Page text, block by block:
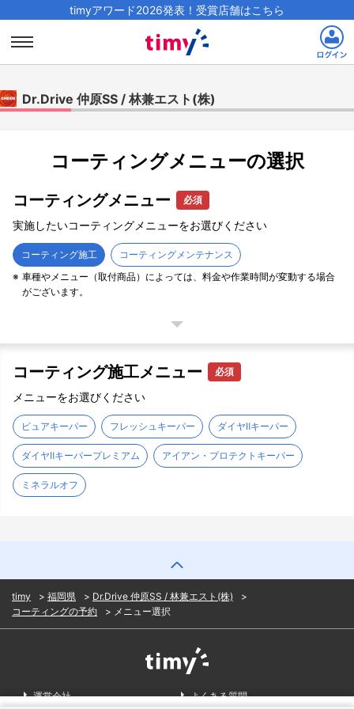
timyアワード2026発表！受賞店舗はこちら
Dr.Drive 仲原SS / 林兼エスト(株)
コーティングメニューの選択
コーティングメニュー 必須
実施したいコーティングメニューをお選びください
コーティング施工
コーティングメンテナンス
車種やメニュー（取付商品）によっては、料金や作業時間が変動する場合
がございます。
コーティング施工メニュー 必須
メニューをお選びください
ピュアキーパー フレッシュキーパー ダイヤⅡキーパー
ダイヤⅡキーパープレミアム アイアン・プロテクトキーパー
ミネラルオフ
timy 福岡県
Dr.Drive 仲原SS / 林兼エスト(株)
コーティングの予約
メニュー選択
運営会社 よくある質問